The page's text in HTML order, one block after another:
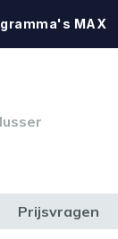
MAX
Prijsvragen